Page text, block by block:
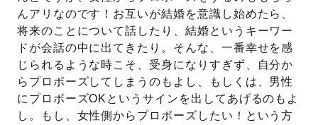
んアリなのです！お互いが結婚を意識し始めたら、
将来のことについて話したり、結婚というキーワー
ドが会話の中に出てきたり。そんな、一番幸せを感
じられるような時こそ、受身になりすぎず、自分か
らプロポーズしてしまうのもよし、もしくは、男性
にプロポーズOKというサインを出してあげるのもよ
し。もし、女性側からプロポーズしたい！という方